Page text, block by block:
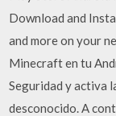
Download and
and more on your
Minecraft en tu
Seguridad y activa
desconocido. A